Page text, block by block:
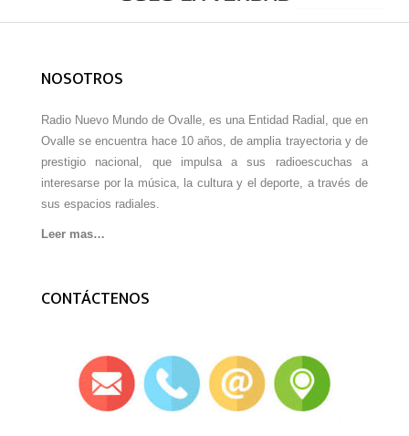
NOSOTROS
Radio Nuevo Mundo de Ovalle, es una Entidad Radial, que en
Ovalle se encuentra hace 10 años, de amplia trayectoria y de
prestigio nacional, que impulsa a sus radioescuchas a
interesarse por la música, la cultura y el deporte, a través de
sus espacios radiales.
Leer mas…
CONTÁCTENOS